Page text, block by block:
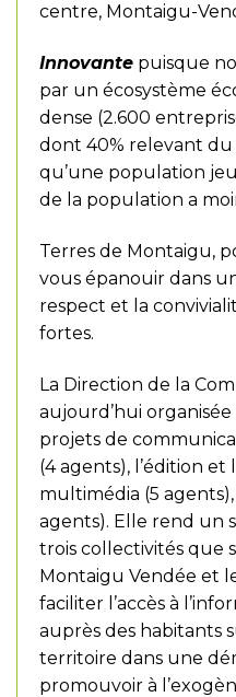
centre, Montaigu-
Innovante puisque
par un écosystème
dense (2.600
dont 40% relevant du
qu’une population
de la population a
Terres de Montaigu,
vous épanouir dans
respect et la
fortes.
La Direction de la
aujourd’hui
projets de
(4 agents), l’édition
multimédia (5
agents). Elle rend un
trois collectivités que
Montaigu Vendée et
faciliter l’accès à
auprès des habitants
territoire dans une
promouvoir à